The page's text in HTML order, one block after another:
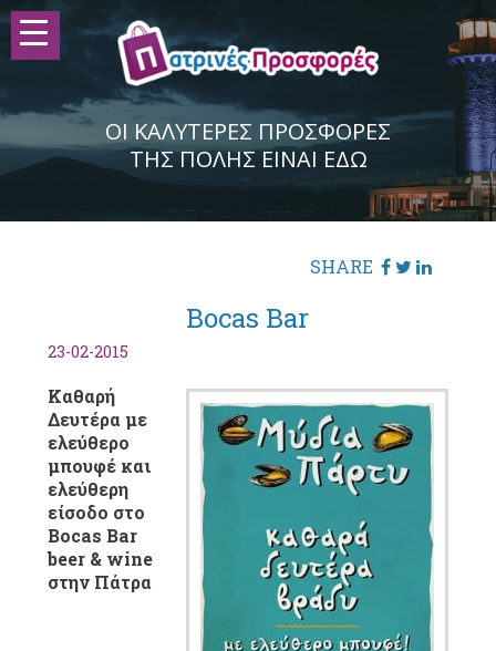
ΟΙ ΚΑΛΥΤΕΡΕΣ ΠΡΟΣΦΟΡΕΣ
ΤΗΣ ΠΟΛΗΣ ΕΙΝΑΙ ΕΔΩ
SHARE
Bocas Bar
23-02-2015
Καθαρή
Δευτέρα με
ελεύθερο
μπουφέ και
ελεύθερη
είσοδο στο
Bocas Bar
beer & wine
στην Πάτρα